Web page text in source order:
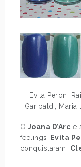
Evita Peron,
Garibaldi, Maria
O Joana D’Arc é
feelings! Evita
conquistaram!